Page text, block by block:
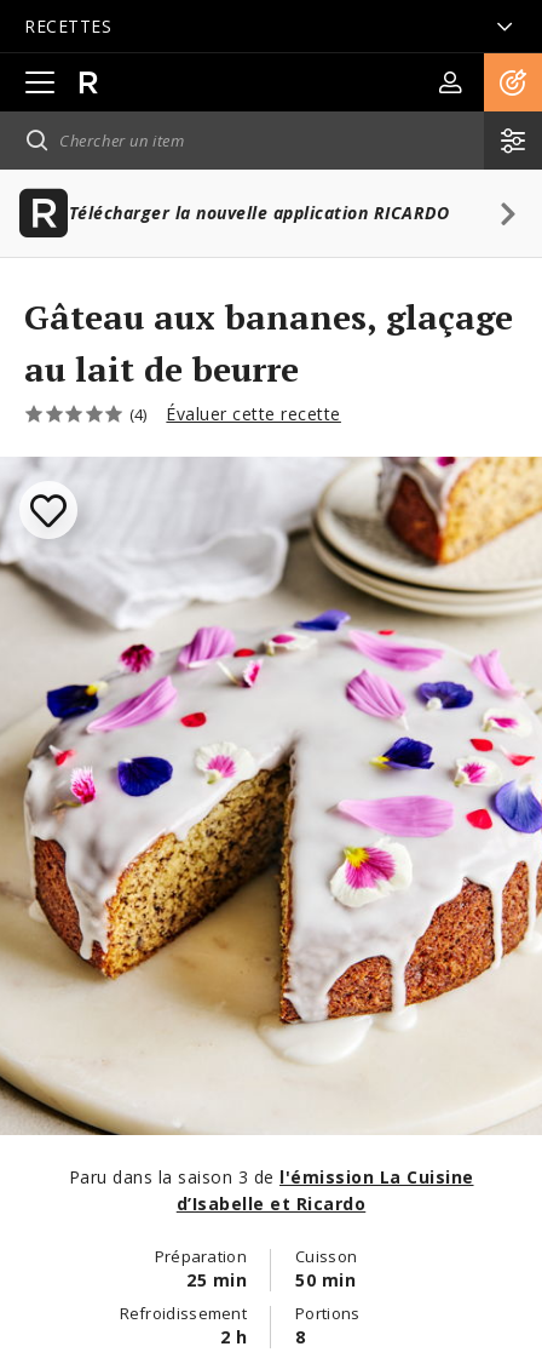
RECETTES
Ouvrir
la
navigation
principale
Télécharger la nouvelle application RICARDO
Paru dans la saison 3 de l'émission La Cuisine
d’Isabelle et Ricardo
Gâteau aux bananes, glaçage
au lait de beurre
(4) Évaluer cette recette
Préparation
25 min
Cuisson
50 min
Refroidissement
2 h
Portions
8